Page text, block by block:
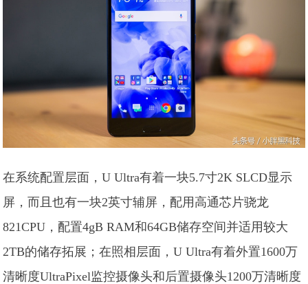
在系统配置层面，U Ultra有着一块5.7寸2K SLCD显示
屏，而且也有一块2英寸辅屏，配用高通芯片骁龙
821CPU，配置4gB RAM和64GB储存空间并适用较大
2TB的储存拓展；在照相层面，U Ultra有着外置1600万
清晰度UltraPixel监控摄像头和后置摄像头1200万清晰度